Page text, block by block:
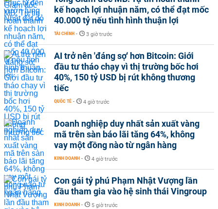
kế hoạch lợi nhuận năm, có thể đạt mốc
40.000 tỷ nếu tình hình thuận lợi
TÀI CHÍNH - 3 giờ trước
AI trở nên 'đáng sợ' hơn Bitcoin: Giới
đầu tư tháo chạy vì thị trường bốc hơi
40%, 150 tỷ USD bị rút không thương
tiếc
QUỐC TẾ - 4 giờ trước
Doanh nghiệp duy nhất sản xuất vàng
mã trên sàn báo lãi tăng 64%, không
vay một đồng nào từ ngân hàng
KINH DOANH - 4 giờ trước
Con gái tỷ phú Phạm Nhật Vượng lần
đầu tham gia vào hệ sinh thái Vingroup
KINH DOANH - 5 giờ trước